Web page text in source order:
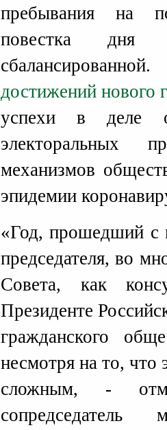
пребывания на
повестка дня
достижений нового
успехи в деле
электоральных
механизмов
эпидемии
«Год, прошедший с
председателя, во
Совета, как
Президенте
гражданского
несмотря на то, что
сложным, -
сопредседатель